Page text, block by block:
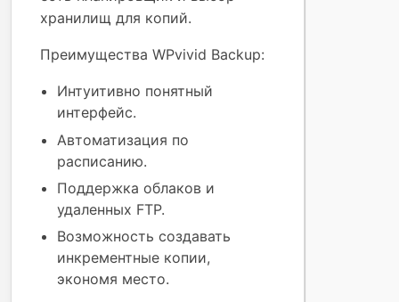
хранилищ для копий.
Преимущества WPvivid Backup:
Интуитивно понятный
интерфейс.
Автоматизация по
расписанию.
Поддержка облаков и
удаленных FTP.
Возможность создавать
инкрементные копии,
экономя место.